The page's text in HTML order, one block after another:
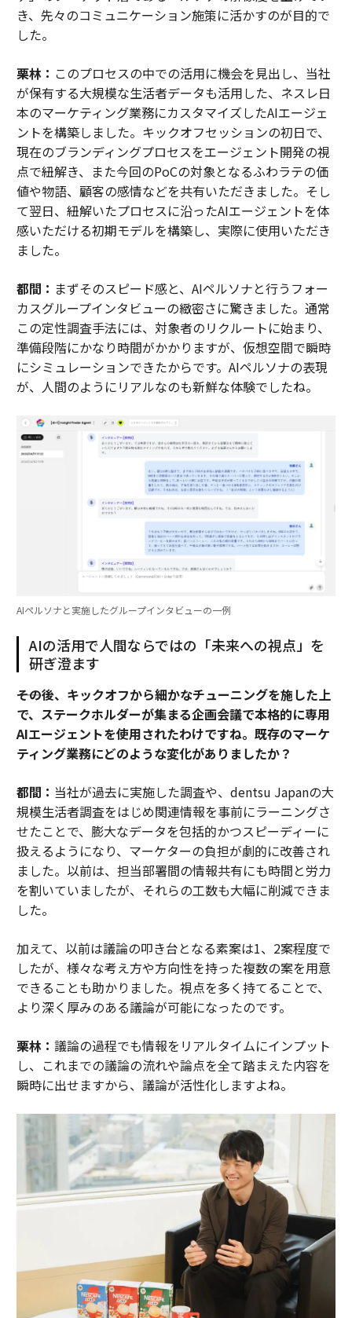
き、先々のコミュニケーション施策に活かすのが目的で
した。
栗林： このプロセスの中での活用に機会を見出し、当社
が保有する大規模な生活者データも活用した、ネスレ日
本のマーケティング業務にカスタマイズしたAIエージェ
ントを構築しました。キックオフセッションの初日で、
現在のブランディングプロセスをエージェント開発の視
点で紐解き、また今回のPoCの対象となるふわラテの価
値や物語、顧客の感情などを共有いただきました。そし
て翌日、紐解いたプロセスに沿ったAIエージェントを体
感いただける初期モデルを構築し、実際に使用いただき
ました。
都間： まずそのスピード感と、AIペルソナと行うフォー
カスグループインタビューの緻密さに驚きました。通常
この定性調査手法には、対象者のリクルートに始まり、
準備段階にかなり時間がかかりますが、仮想空間で瞬時
にシミュレーションできたからです。AIペルソナの表現
が、人間のようにリアルなのも新鮮な体験でしたね。
AIペルソナと実施したグループインタビューの一例
AIの活用で人間ならではの「未来への視点」を
研ぎ澄ます
――その後、キックオフから細かなチューニングを施した上
で、ステークホルダーが集まる企画会議で本格的に専用
AIエージェントを使用されたわけですね。既存のマーケ
ティング業務にどのような変化がありましたか？
都間： 当社が過去に実施した調査や、dentsu Japanの大
規模生活者調査をはじめ関連情報を事前にラーニングさ
せたことで、膨大なデータを包括的かつスピーディーに
扱えるようになり、マーケターの負担が劇的に改善され
ました。以前は、担当部署間の情報共有にも時間と労力
を割いていましたが、それらの工数も大幅に削減できま
した。
加えて、以前は議論の叩き台となる素案は1、2案程度で
したが、様々な考え方や方向性を持った複数の案を用意
できることも助かりました。視点を多く持てることで、
より深く厚みのある議論が可能になったのです。
栗林： 議論の過程でも情報をリアルタイムにインプット
し、これまでの議論の流れや論点を全て踏まえた内容を
瞬時に出せますから、議論が活性化しますよね。